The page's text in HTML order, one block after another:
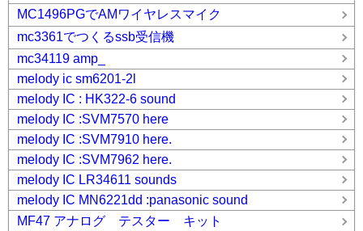
MC1496PGでAMワイヤレスマイク
mc3361でつくるssb受信機
mc34119 amp_
melody ic sm6201-2l
melody IC : HK322-6 sound
melody IC :SVM7570 here
melody IC :SVM7910 here.
melody IC :SVM7962 here.
melody IC LR34611 sounds
melody IC MN6221dd :panasonic sound
MF47 アナログ テスター キット